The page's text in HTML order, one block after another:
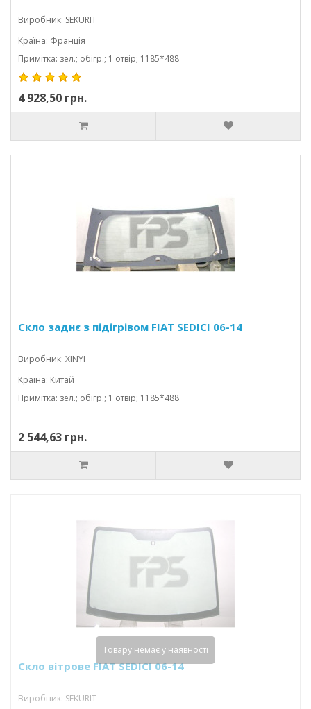
Виробник: SEKURIT
Країна: Франція
Примітка: зел.; обігр.; 1 отвір; 1185*488
4 928,50 грн.
Скло заднє з підігрівом FIAT SEDICI 06-14
Виробник: XINYI
Країна: Китай
Примітка: зел.; обігр.; 1 отвір; 1185*488
2 544,63 грн.
Скло вітрове FIAT SEDICI 06-14
Виробник: SEKURIT
Товару немає у наявності